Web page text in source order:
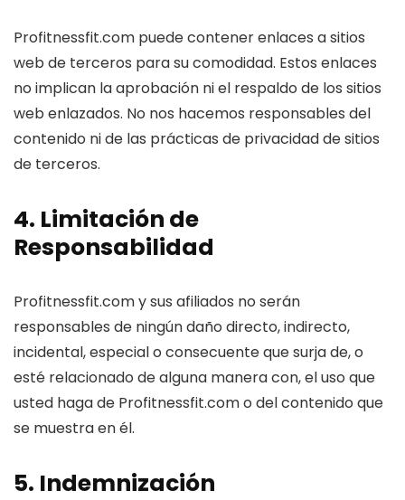
Profitnessfit.com puede contener enlaces a sitios
web de terceros para su comodidad. Estos enlaces
no implican la aprobación ni el respaldo de los sitios
web enlazados. No nos hacemos responsables del
contenido ni de las prácticas de privacidad de sitios
de terceros.
4. Limitación de
Responsabilidad
Profitnessfit.com y sus afiliados no serán
responsables de ningún daño directo, indirecto,
incidental, especial o consecuente que surja de, o
esté relacionado de alguna manera con, el uso que
usted haga de Profitnessfit.com o del contenido que
se muestra en él.
5. Indemnización